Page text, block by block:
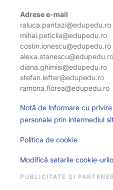
Adrese e-mail
raluca.pantazi@edupedu.ro
mihai.peticila@edupedu.ro
costin.ionescu@edupedu.ro
alexa.stanescu@edupedu.ro
diana.ghimisi@edupedu.ro
stefan.lefter@edupedu.ro
ramona.florea@edupedu.ro
Notă de informare cu
personale prin intermediul
Politica de cookie
Modifică setarile cookie-
PUBLICITATE ȘI